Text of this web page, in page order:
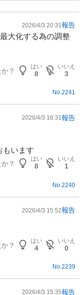
2026/4/3 20:31 報告
大化する為の調整
？
はい
8
いいえ
3
No.2241
2026/4/3 16:31報告
もいます
？
はい
8
いいえ
1
No. 2240
2026/4/3 15:52報告
？
はい
4
いいえ
0
No.2239
2026/4/3 15:35報告